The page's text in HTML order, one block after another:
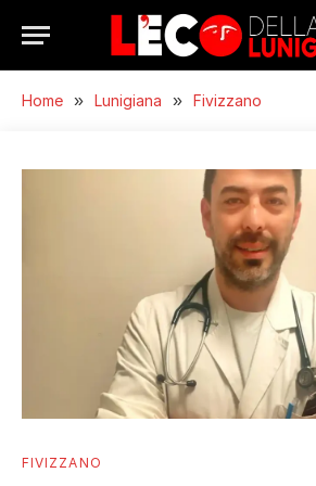
Home » Lunigiana » Fivizzano
FIVIZZANO